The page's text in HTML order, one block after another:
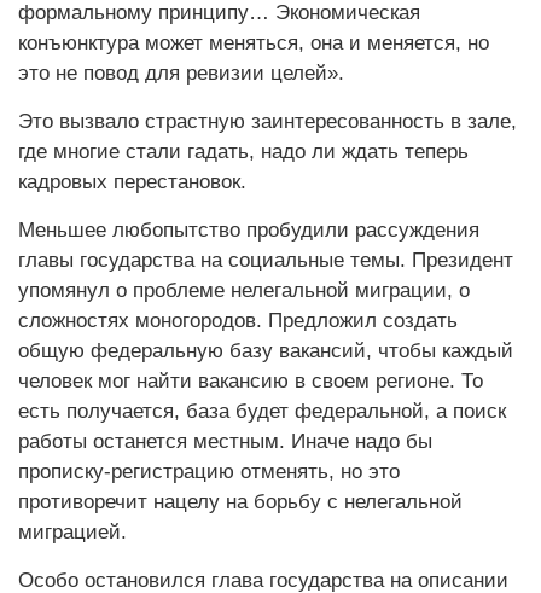
формальному принципу… Экономическая
конъюнктура может меняться, она и меняется, но
это не повод для ревизии целей».
Это вызвало страстную заинтересованность в зале,
где многие стали гадать, надо ли ждать теперь
кадровых перестановок.
Меньшее любопытство пробудили рассуждения
главы государства на социальные темы. Президент
упомянул о проблеме нелегальной миграции, о
сложностях моногородов. Предложил создать
общую федеральную базу вакансий, чтобы каждый
человек мог найти вакансию в своем регионе. То
есть получается, база будет федеральной, а поиск
работы останется местным. Иначе надо бы
прописку-регистрацию отменять, но это
противоречит нацелу на борьбу с нелегальной
миграцией.
Особо остановился глава государства на описании